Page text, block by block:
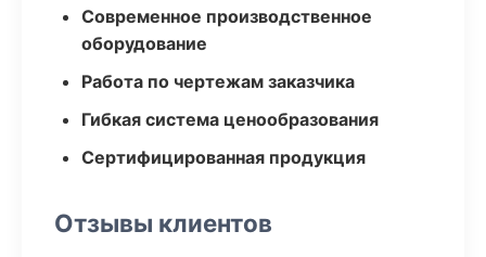
Современное производственное
оборудование
Работа по чертежам заказчика
Гибкая система ценообразования
Сертифицированная продукция
Отзывы клиентов